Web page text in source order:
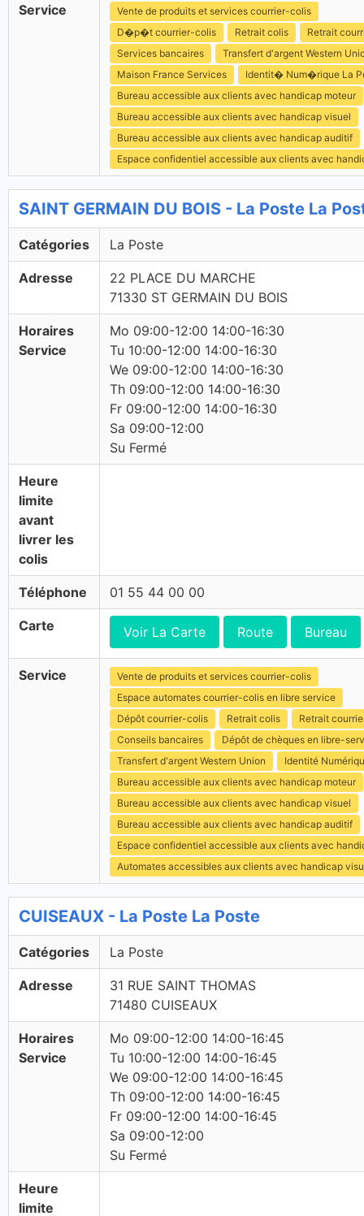
Service
Vente de produits et services courrier-colis
D�p�t courrier-colis
Retrait colis
Retrait
Services bancaires
Transfert d'argent Western
Maison France Services
Identit� Num�rique La
Bureau accessible aux clients avec handicap moteur
Bureau accessible aux clients avec handicap visuel
Bureau accessible aux clients avec handicap auditif
Espace confidentiel accessible aux clients avec
SAINT GERMAIN DU BOIS - La Poste La
Catégories La Poste
Adresse
22 PLACE DU MARCHE
71330 ST GERMAIN DU BOIS
Horaires
Service
Mo 09:00-12:00 14:00-16:30
Tu 10:00-12:00 14:00-16:30
We 09:00-12:00 14:00-16:30
Th 09:00-12:00 14:00-16:30
Fr 09:00-12:00 14:00-16:30
Sa 09:00-12:00
Su Fermé
Heure
limite
avant
livrer les
colis
Téléphone 01 55 44 00 00
Carte Voir La Carte Route Bureau
Service
Vente de produits et services courrier-colis
Espace automates courrier-colis en libre service
Dépôt courrier-colis
Retrait colis
Retrait
Conseils bancaires
Dépôt de chèques en libre-
Transfert d'argent Western Union
Identité
Bureau accessible aux clients avec handicap moteur
Bureau accessible aux clients avec handicap visuel
Bureau accessible aux clients avec handicap auditif
Espace confidentiel accessible aux clients avec
Automates accessibles aux clients avec handicap
CUISEAUX - La Poste La Poste
Catégories La Poste
Adresse
31 RUE SAINT THOMAS
71480 CUISEAUX
Horaires
Service
Mo 09:00-12:00 14:00-16:45
Tu 10:00-12:00 14:00-16:45
We 09:00-12:00 14:00-16:45
Th 09:00-12:00 14:00-16:45
Fr 09:00-12:00 14:00-16:45
Sa 09:00-12:00
Su Fermé
Heure
limite